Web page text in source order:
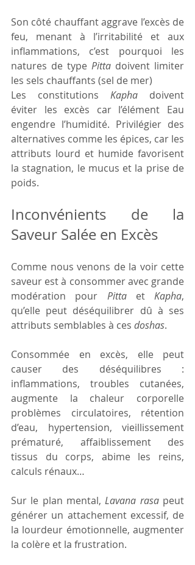
Son côté chauffant aggrave l’excès de
feu, menant à l’irritabilité et aux
inflammations, c’est pourquoi les
natures de type Pitta doivent limiter
les sels chauffants (sel de mer)
Les constitutions Kapha doivent
éviter les excès car l’élément Eau
engendre l’humidité. Privilégier des
alternatives comme les épices, car les
attributs lourd et humide favorisent
la stagnation, le mucus et la prise de
poids.
Inconvénients de la
Saveur Salée en Excès
Comme nous venons de la voir cette
saveur est à consommer avec grande
modération pour Pitta et Kapha,
qu’elle peut déséquilibrer dû à ses
attributs semblables à ces doshas.
Consommée en excès, elle peut
causer des déséquilibres :
inflammations, troubles cutanées,
augmente la chaleur corporelle
problèmes circulatoires, rétention
d’eau, hypertension, vieillissement
prématuré, affaiblissement des
tissus du corps, abime les reins,
calculs rénaux…
Sur le plan mental, Lavana rasa peut
générer un attachement excessif, de
la lourdeur émotionnelle, augmenter
la colère et la frustration.